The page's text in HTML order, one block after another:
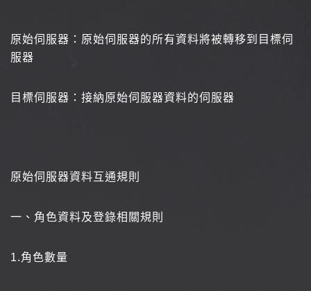
原始伺服器：原始伺服器的所有資料將被轉移到目標伺
服器
目標伺服器：接納原始伺服器資料的伺服器
原始伺服器資料互通規則
一、角色資料及登錄相關規則
1.角色數量